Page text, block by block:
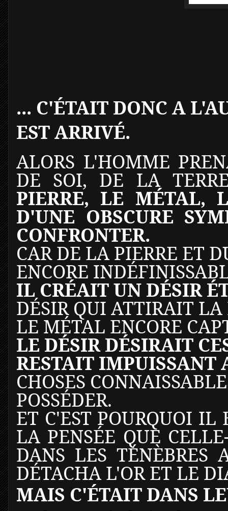
... C'ÉTAIT DONC A
EST ARRIVÉ.
ALORS L'HOMME
DE SOI, DE LA
PIERRE, LE MÉTAL,
D'UNE OBSCURE
CONFRONTER.
CAR DE LA PIERRE ET
ENCORE
IL CRÉAIT UN DÉSIR
DÉSIR QUI ATTIRAIT LA
LE MÉTAL ENCORE
LE DÉSIR DÉSIRAIT
RESTAIT IMPUISSANT
CHOSES
POSSÉDER.
ET C'EST POURQUOI
LA PENSÉE QUE
DANS LES
DÉTACHA L'OR ET LE
MAIS C'ÉTAIT DANS